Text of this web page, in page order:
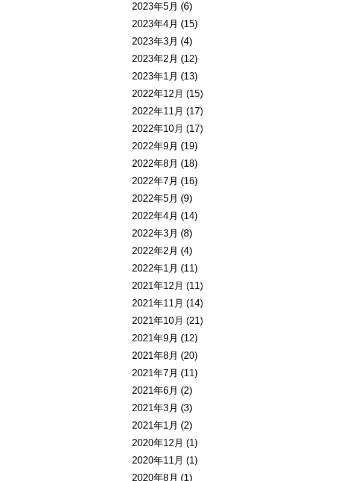
2023年5月 (6)
2023年4月 (15)
2023年3月 (4)
2023年2月 (12)
2023年1月 (13)
2022年12月 (15)
2022年11月 (17)
2022年10月 (17)
2022年9月 (19)
2022年8月 (18)
2022年7月 (16)
2022年5月 (9)
2022年4月 (14)
2022年3月 (8)
2022年2月 (4)
2022年1月 (11)
2021年12月 (11)
2021年11月 (14)
2021年10月 (21)
2021年9月 (12)
2021年8月 (20)
2021年7月 (11)
2021年6月 (2)
2021年3月 (3)
2021年1月 (2)
2020年12月 (1)
2020年11月 (1)
2020年8月 (1)